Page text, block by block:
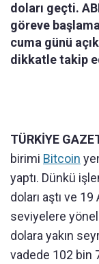
doları geçti.
göreve
cuma günü
dikkatle takip
TÜRKİYE
birimi Bitcoin
yaptı. Dünkü
doları aştı ve
seviyelere
dolara yakın
vadede 102 bin